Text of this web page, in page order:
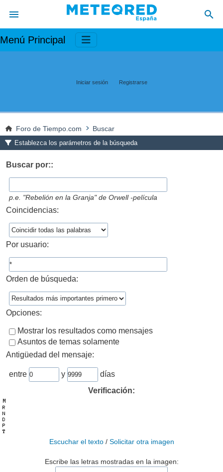
Menú Principal
Iniciar sesión Registrarse
Foro de Tiempo.com Buscar
Establezca los parámetros de la búsqueda
Buscar por::
p.e. "Rebelión en la Granja" de Orwell -película
Coincidencias:
Por usuario:
Orden de búsqueda:
Opciones:
Mostrar los resultados como mensajes
Asuntos de temas solamente
Antigüedad del mensaje:
entre y
días
Verificación:
Escuchar el texto/ Solicitar otra imagen
Escribe las letras mostradas en la imagen: